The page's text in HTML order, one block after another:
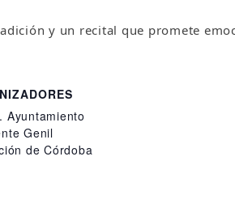
y un recital que promete
Ayuntamiento
Genil
de Córdoba